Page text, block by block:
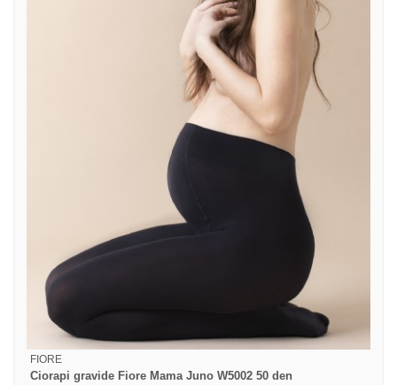
FIORE
Ciorapi gravide Fiore Mama Juno W5002 50 den